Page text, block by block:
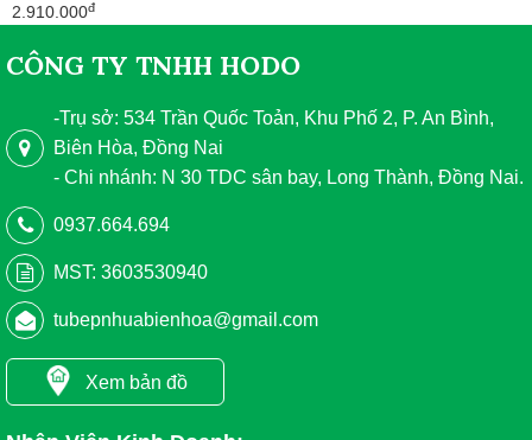
2.910.000đ
CÔNG TY TNHH HODO
-Trụ sở: 534 Trần Quốc Toản, Khu Phố 2, P. An Bình,
Biên Hòa, Đồng Nai
- Chi nhánh: N 30 TDC sân bay, Long Thành, Đồng Nai.
0937.664.694
MST: 3603530940
tubepnhuabienhoa@gmail.com
Xem bản đồ